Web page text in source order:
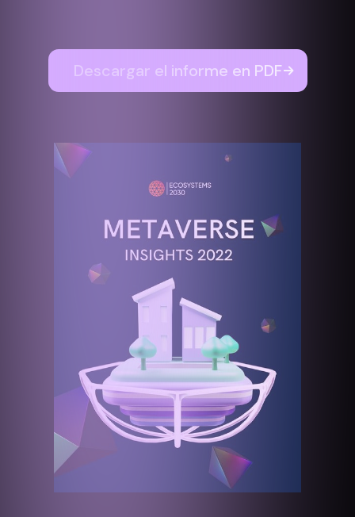
Descargar el informe en PDF